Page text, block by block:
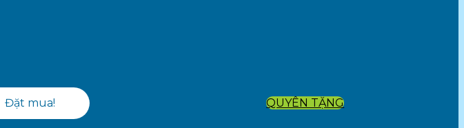
Đặt mua! QUYÊN TẶNG